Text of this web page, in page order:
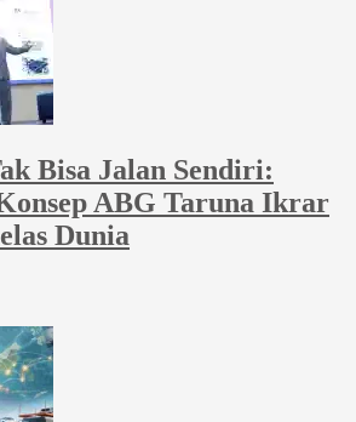
Bisa Jalan Sendiri:
ABG Taruna Ikrar
Dunia